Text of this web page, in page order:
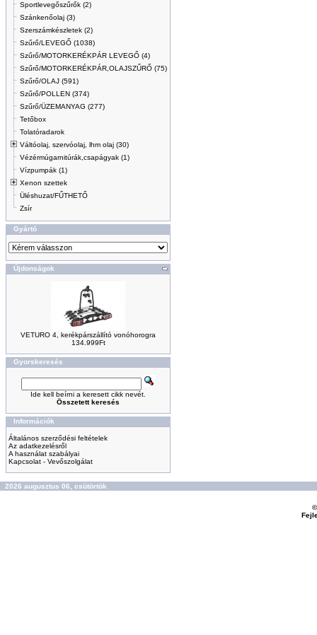
Sportlevegőszűrők (2)
Szánkenőolaj (3)
Szerszámkészletek (2)
Szűrő/LEVEGŐ (1038)
Szűrő/MOTORKERÉKPÁR LEVEGŐ (4)
Szűrő/MOTORKERÉKPÁR,OLAJSZŰRŐ (75)
Szűrő/OLAJ (591)
Szűrő/POLLEN (374)
Szűrő/ÜZEMANYAG (277)
Tetőbox
Tolatóradarok
Váltóolaj, szervóolaj, lhm olaj (30)
Vézérmúgarnitúrák,csapágyak (1)
Vízpumpák (1)
Xenon szettek
Üléshuzat/FŰTHETŐ
Zsír
Gyártó
Újdonságok
VETURO 4, kerékpárszállító vonóhorogra
134.999Ft
Gyorskeresés
Ide kell beírni a keresett cikk nevét.
Összetett keresés
Információk
Általános szerződési feltételek
Az adatkezelésről
A használat szabályai
Kapcsolat - Vevőszolgálat
2026 augusztus 06, csütörtök